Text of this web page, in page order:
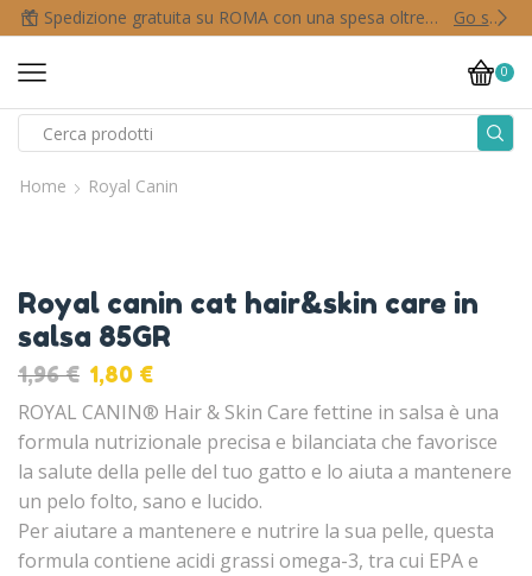
Spedizione gratuita su ROMA con una spesa oltre i 50,00 € Go shop
0
Home Royal Canin
Royal canin cat hair&skin care in
salsa 85GR
1,96€ 1,80 €
ROYAL CANIN® Hair & Skin Care fettine in salsa è una
formula nutrizionale precisa e bilanciata che favorisce
la salute della pelle del tuo gatto e lo aiuta a mantenere
un pelo folto, sano e lucido.
Per aiutare a mantenere e nutrire la sua pelle, questa
formula contiene acidi grassi omega-3, tra cui EPA e